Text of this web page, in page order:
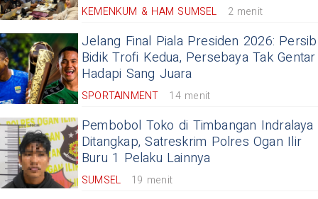
KEMENKUM & HAM SUMSEL 2 menit
Jelang Final Piala Presiden 2026: Persib
Bidik Trofi Kedua, Persebaya Tak Gentar
Hadapi Sang Juara
SPORTAINMENT 14 menit
Pembobol Toko di Timbangan Indralaya
Ditangkap, Satreskrim Polres Ogan Ilir
Buru 1 Pelaku Lainnya
SUMSEL 19 menit